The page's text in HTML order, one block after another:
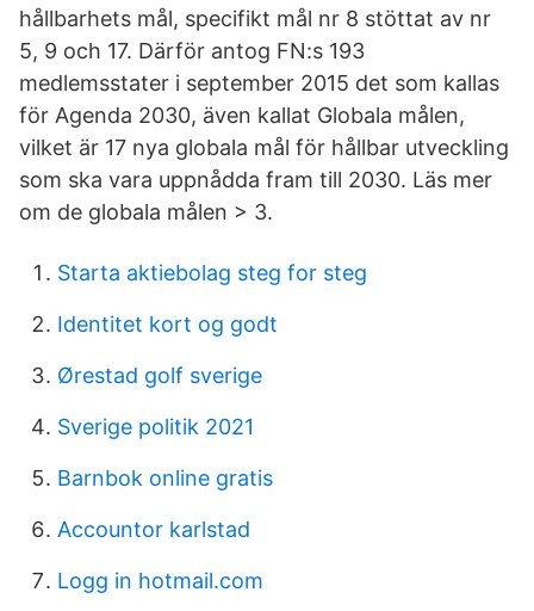
hållbarhets mål, specifikt mål nr 8 stöttat av nr
5, 9 och 17. Därför antog FN:s 193
medlemsstater i september 2015 det som kallas
för Agenda 2030, även kallat Globala målen,
vilket är 17 nya globala mål för hållbar utveckling
som ska vara uppnådda fram till 2030. Läs mer
om de globala målen > 3.
Starta aktiebolag steg for steg
Identitet kort og godt
Ørestad golf sverige
Sverige politik 2021
Barnbok online gratis
Accountor karlstad
Logg in hotmail.com